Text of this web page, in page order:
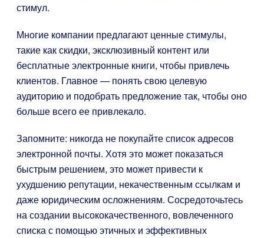
стимул.
Многие компании предлагают ценные стимулы,
такие как скидки, эксклюзивный контент или
бесплатные электронные книги, чтобы привлечь
клиентов. Главное — понять свою целевую
аудиторию и подобрать предложение так, чтобы оно
больше всего ее привлекало.
Запомните: никогда не покупайте список адресов
электронной почты. Хотя это может показаться
быстрым решением, это может привести к
ухудшению репутации, некачественным ссылкам и
даже юридическим осложнениям. Сосредоточьтесь
на создании высококачественного, вовлеченного
списка с помощью этичных и эффективных